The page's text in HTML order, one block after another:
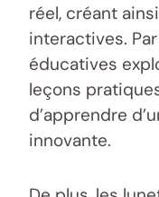
réel, créant
interactives.
éducatives
leçons
d’apprendre
innovante.